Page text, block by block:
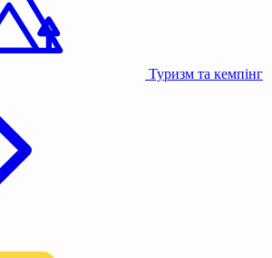
Туризм та кемпінг